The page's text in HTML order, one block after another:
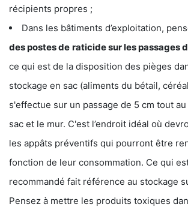
récipients propres ;
Dans les bâtiments d’exploitation,
des postes de raticide sur les passages
ce qui est de la disposition des pièges
stockage en sac (aliments du bétail,
s'effectue sur un passage de 5 cm tout
sac et le mur. C'est l’endroit idéal où
les appâts préventifs qui pourront être
fonction de leur consommation. Ce qui
recommandé fait référence au stockage
Pensez à mettre les produits toxiques